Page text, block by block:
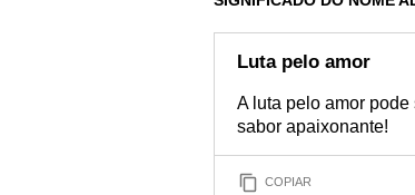
Luta pelo amor
A luta pelo amor
sabor apaixonante!
COPIAR